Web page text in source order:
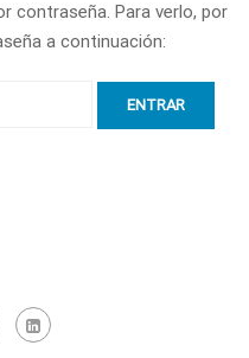
contraseña. Para verlo, por
a continuación: